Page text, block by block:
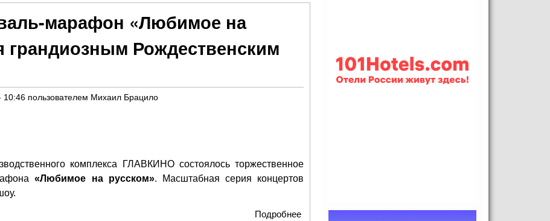
RU.TV
марафон «Любимое на
грандиозным Рождественским
10:46 пользователем Михаил Брацило
комплекса ГЛАВКИНО состоялось торжественное
«Любимое на русском». Масштабная серия концертов
Подробнее